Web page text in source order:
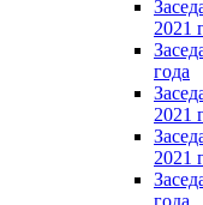
2021
года
2021
2021
года